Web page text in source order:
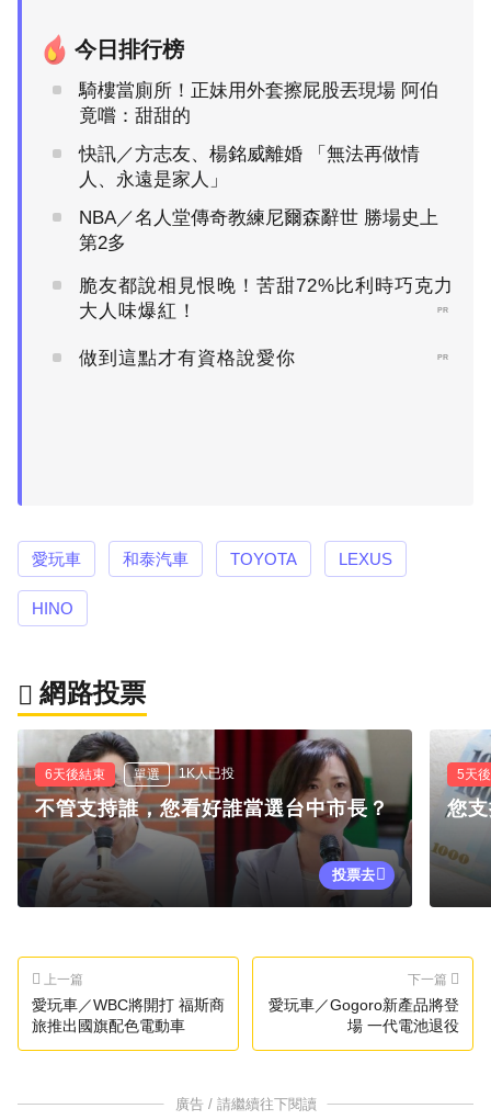
今日排行榜
騎樓當廁所！正妹用外套擦屁股丟現場 阿伯
竟嚐：甜甜的
快訊／方志友、楊銘威離婚 「無法再做情
人、永遠是家人」
NBA／名人堂傳奇教練尼爾森辭世 勝場史上
第2多
脆友都說相見恨晚！苦甜72%比利時巧克力
大人味爆紅！
PR
做到這點才有資格說愛你 PR
愛玩車 和泰汽車 TOYOTA LEXUS
HINO
網路投票
6天後結束 單選 1K人已投
不管支持誰，您看好誰當選台中市長？
投票去
5天
您
上一篇
愛玩車／WBC將開打 福斯商
旅推出國旗配色電動車
下一篇
愛玩車／Gogoro新產品將登
場 一代電池退役
廣告 / 請繼續往下閱讀